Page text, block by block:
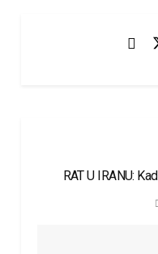
RAT U IRANU: